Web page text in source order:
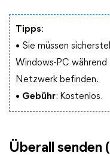
Tipps:
• Sie müssen
Windows-PC
Netzwerk befinden.
• Gebühr: Kostenlos.
Überall senden